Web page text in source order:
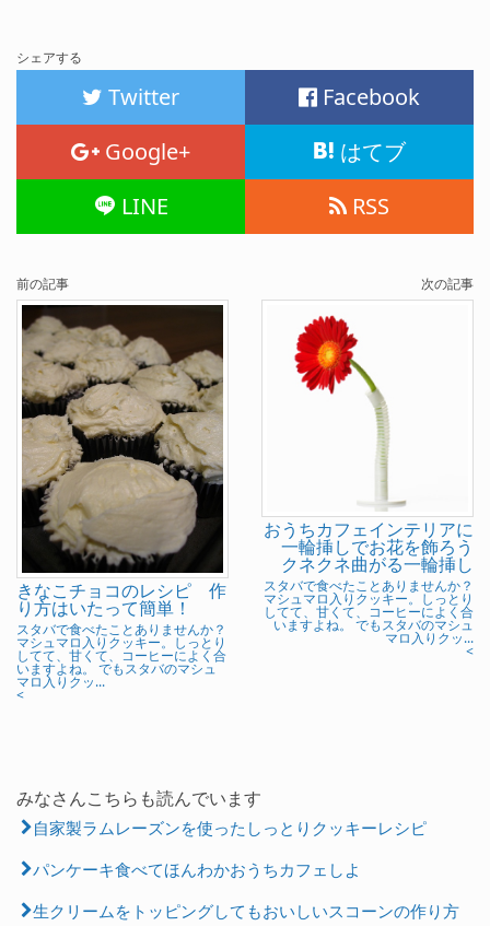
シェアする
Twitter
Facebook
Google+
はてブ
LINE
RSS
前の記事
きなこチョコのレシピ 作
り方はいたって簡単！
スタバで食べたことありませんか？
マシュマロ入りクッキー。しっとり
してて、甘くて、コーヒーによく合
いますよね。 でもスタバのマシュ
マロ入りクッ...
<
次の記事
おうちカフェインテリアに
一輪挿しでお花を飾ろう
クネクネ曲がる一輪挿し
スタバで食べたことありませんか？
マシュマロ入りクッキー。しっとり
してて、甘くて、コーヒーによく合
いますよね。 でもスタバのマシュ
マロ入りクッ...
<
みなさんこちらも読んでいます
自家製ラムレーズンを使ったしっとりクッキーレシピ
パンケーキ食べてほんわかおうちカフェしよ
生クリームをトッピングしてもおいしいスコーンの作り方